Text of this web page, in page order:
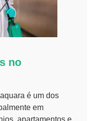
no
é um dos
em
apartamentos e